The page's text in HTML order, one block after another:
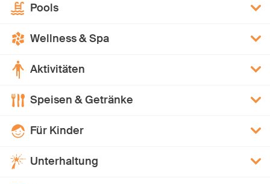
Pools
Wellness & Spa
Aktivitäten
Speisen & Getränke
Für Kinder
Unterhaltung